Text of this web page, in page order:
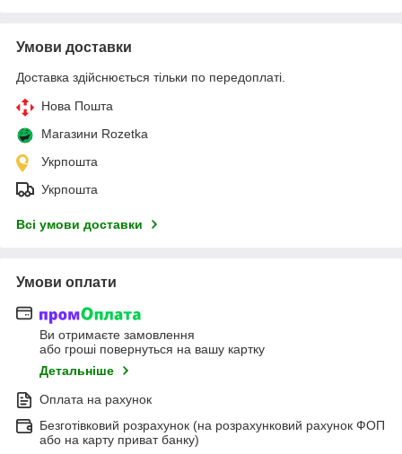
Умови доставки
Доставка здійснюється тільки по передоплаті.
Нова Пошта
Магазини Rozetka
Укрпошта
Укрпошта
Всі умови доставки
Умови оплати
Ви отримаєте замовлення
або гроші повернуться на вашу картку
Детальніше
Оплата на рахунок
Безготівковий розрахунок (на розрахунковий рахунок ФОП
або на карту приват банку)